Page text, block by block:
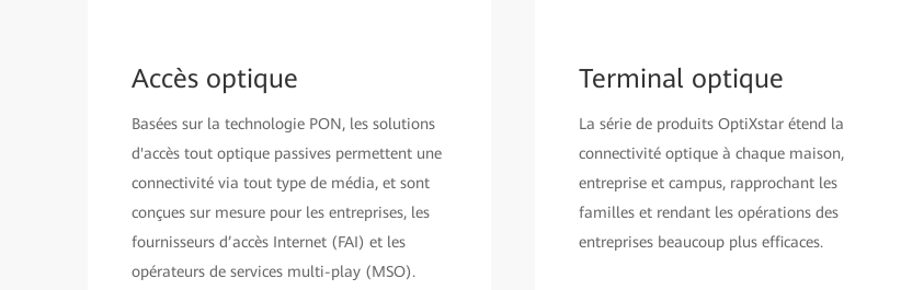
Accès optique
Basées sur la technologie PON, les solutions
d'accès tout optique passives permettent une
connectivité via tout type de média, et sont
conçues sur mesure pour les entreprises, les
fournisseurs d’accès Internet (FAI) et les
opérateurs de services multi-play (MSO).
Terminal optique
La série de produits OptiXstar étend la
connectivité optique à chaque maison,
entreprise et campus, rapprochant les
familles et rendant les opérations des
entreprises beaucoup plus efficaces.